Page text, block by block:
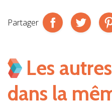
Partager
Les
dans la